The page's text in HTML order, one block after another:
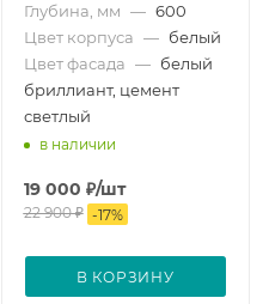
Глубина, мм — 600
Цвет корпуса — белый
Цвет фасада — белый
бриллиант, цемент
светлый
в наличии
19 000 ₽/шт
22 900₽ -17%
В КОРЗИНУ